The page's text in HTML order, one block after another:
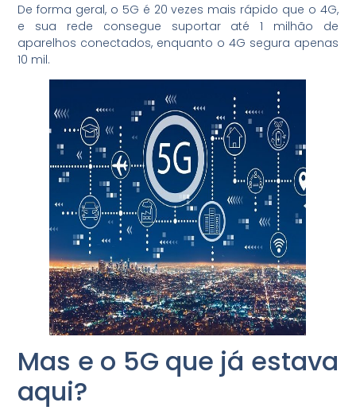
De forma geral, o 5G é 20 vezes mais rápido que o 4G,
e sua rede consegue suportar até 1 milhão de
aparelhos conectados, enquanto o 4G segura apenas
10 mil.
Mas e o 5G que já estava
aqui?